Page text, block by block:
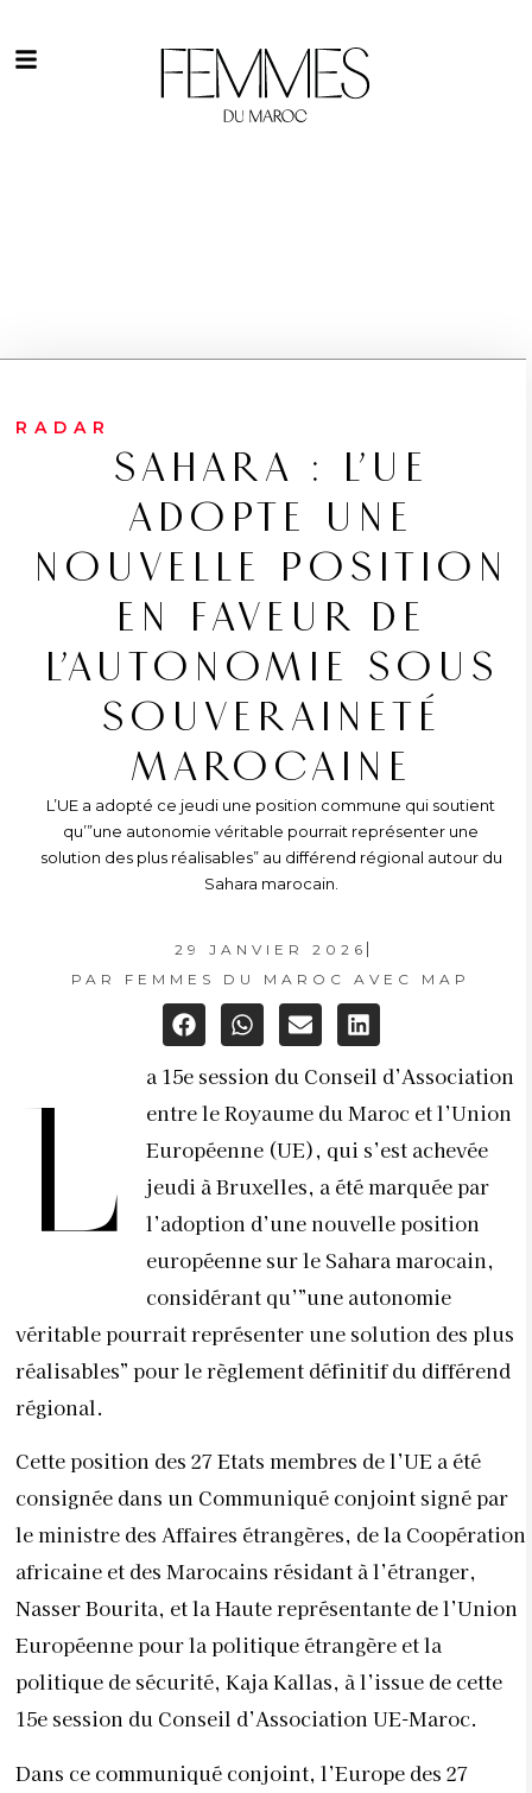
RADAR
SAHARA : L’UE
ADOPTE UNE
NOUVELLE POSITION
EN FAVEUR DE
L’AUTONOMIE SOUS
SOUVERAINETÉ
MAROCAINE
L’UE a adopté ce jeudi une position commune qui soutient
qu’”une autonomie véritable pourrait représenter une
solution des plus réalisables” au différend régional autour du
Sahara marocain.
29 JANVIER 2026
PAR
FEMMES DU MAROC AVEC MAP
L
a 15e session du Conseil d’Association
entre le Royaume du Maroc et l’Union
Européenne (UE), qui s’est achevée
jeudi à Bruxelles, a été marquée par
l’adoption d’une nouvelle position
européenne sur le Sahara marocain,
considérant qu’”une autonomie
véritable pourrait représenter une solution des plus
réalisables” pour le règlement définitif du différend
régional.
Cette position des 27 Etats membres de l’UE a été
consignée dans un Communiqué conjoint signé par
le ministre des Affaires étrangères, de la Coopération
africaine et des Marocains résidant à l’étranger,
Nasser Bourita, et la Haute représentante de l’Union
Européenne pour la politique étrangère et la
politique de sécurité, Kaja Kallas, à l’issue de cette
15e session du Conseil d’Association UE-Maroc.
Dans ce communiqué conjoint, l’Europe des 27